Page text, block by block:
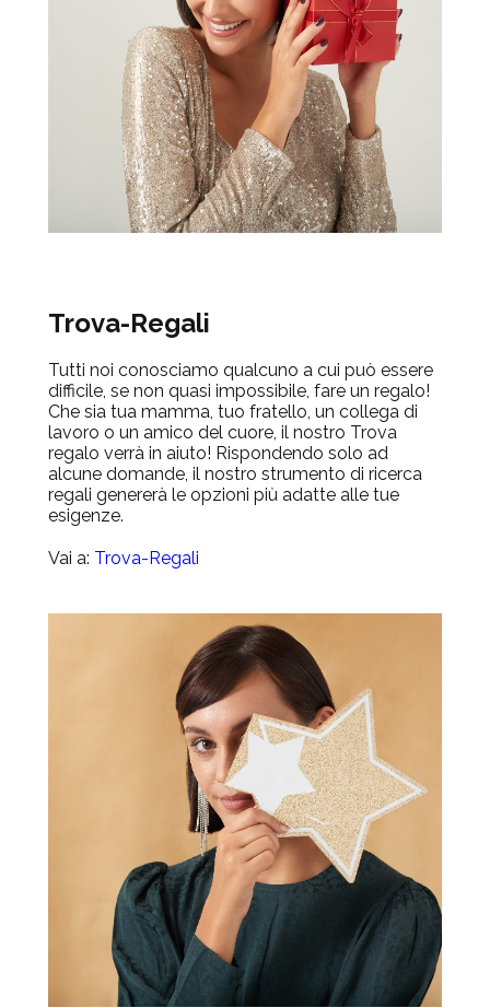
Trova-Regali
Tutti noi conosciamo qualcuno a cui può essere
difficile, se non quasi impossibile, fare un regalo!
Che sia tua mamma, tuo fratello, un collega di
lavoro o un amico del cuore, il nostro Trova
regalo verrà in aiuto! Rispondendo solo ad
alcune domande, il nostro strumento di ricerca
regali genererà le opzioni più adatte alle tue
esigenze.
Vai a: Trova-Regali